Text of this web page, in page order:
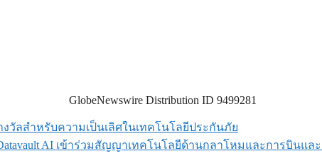
GlobeNewswire Distribution ID 9499281
งวัลสำหรับความเป็นเลิศในเทคโนโลยีประกันภัย
AI เข้าร่วมสัญญาเทคโนโลยีด้านกลาโหมและการบินแ